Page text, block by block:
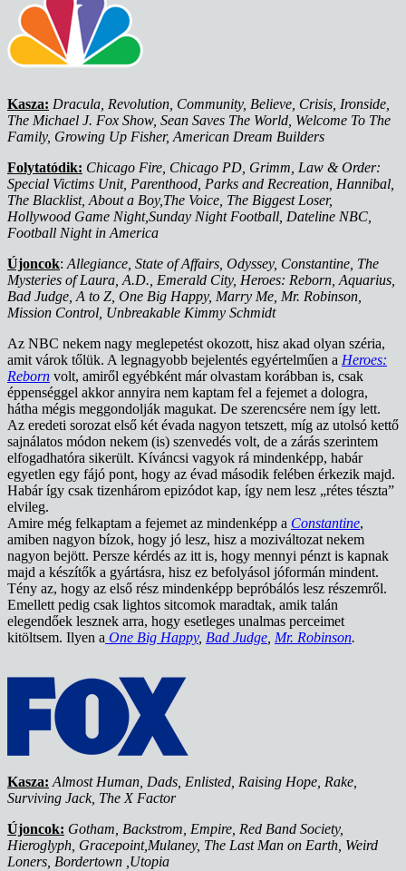
Kasza: Dracula, Revolution, Community, Believe, Crisis, Ironside,
The Michael J. Fox Show, Sean Saves The World, Welcome To The
Family, Growing Up Fisher, American Dream Builders
Folytatódik: Chicago Fire, Chicago PD, Grimm, Law & Order:
Special Victims Unit, Parenthood, Parks and Recreation, Hannibal,
The Blacklist, About a Boy,The Voice, The Biggest Loser,
Hollywood Game Night,Sunday Night Football, Dateline NBC,
Football Night in America
Újoncok: Allegiance, State of Affairs, Odyssey, Constantine, The
Mysteries of Laura, A.D., Emerald City, Heroes: Reborn, Aquarius,
Bad Judge, A to Z, One Big Happy, Marry Me, Mr. Robinson,
Mission Control, Unbreakable Kimmy Schmidt
Az NBC nekem nagy meglepetést okozott, hisz akad olyan széria,
amit várok tőlük. A legnagyobb bejelentés egyértelműen a Heroes:
Reborn volt, amiről egyébként már olvastam korábban is, csak
éppenséggel akkor annyira nem kaptam fel a fejemet a dologra,
hátha mégis meggondolják magukat. De szerencsére nem így lett.
Az eredeti sorozat első két évada nagyon tetszett, míg az utolsó kettő
sajnálatos módon nekem (is) szenvedés volt, de a zárás szerintem
elfogadhatóra sikerült. Kíváncsi vagyok rá mindenképp, habár
egyetlen egy fájó pont, hogy az évad második felében érkezik majd.
Habár így csak tizenhárom epizódot kap, így nem lesz „rétes tészta”
elvileg.
Amire még felkaptam a fejemet az mindenképp a Constantine,
amiben nagyon bízok, hogy jó lesz, hisz a moziváltozat nekem
nagyon bejött. Persze kérdés az itt is, hogy mennyi pénzt is kapnak
majd a készítők a gyártásra, hisz ez befolyásol jóformán mindent.
Tény az, hogy az első rész mindenképp bepróbálós lesz részemről.
Emellett pedig csak lightos sitcomok maradtak, amik talán
elegendőek lesznek arra, hogy esetleges unalmas perceimet
kitöltsem. Ilyen a One Big Happy, Bad Judge Mr. Robinson.
Kasza: Almost Human, Dads, Enlisted, Raising Hope, Rake,
Surviving Jack, The X Factor
Újoncok: Gotham, Backstrom, Empire, Red Band Society,
Hieroglyph, Gracepoint,Mulaney, The Last Man on Earth, Weird
Loners, Bordertown ,Utopia